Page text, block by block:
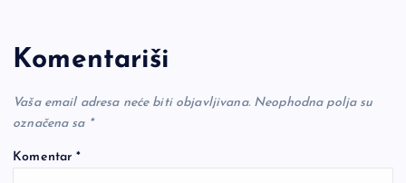
Komentariši
Vaša email adresa neće biti objavljivana. Neophodna polja su
označena sa *
Komentar*